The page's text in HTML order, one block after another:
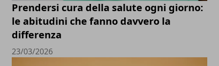
Prendersi cura della salute ogni giorno:
le abitudini che fanno davvero la
differenza
23/03/2026